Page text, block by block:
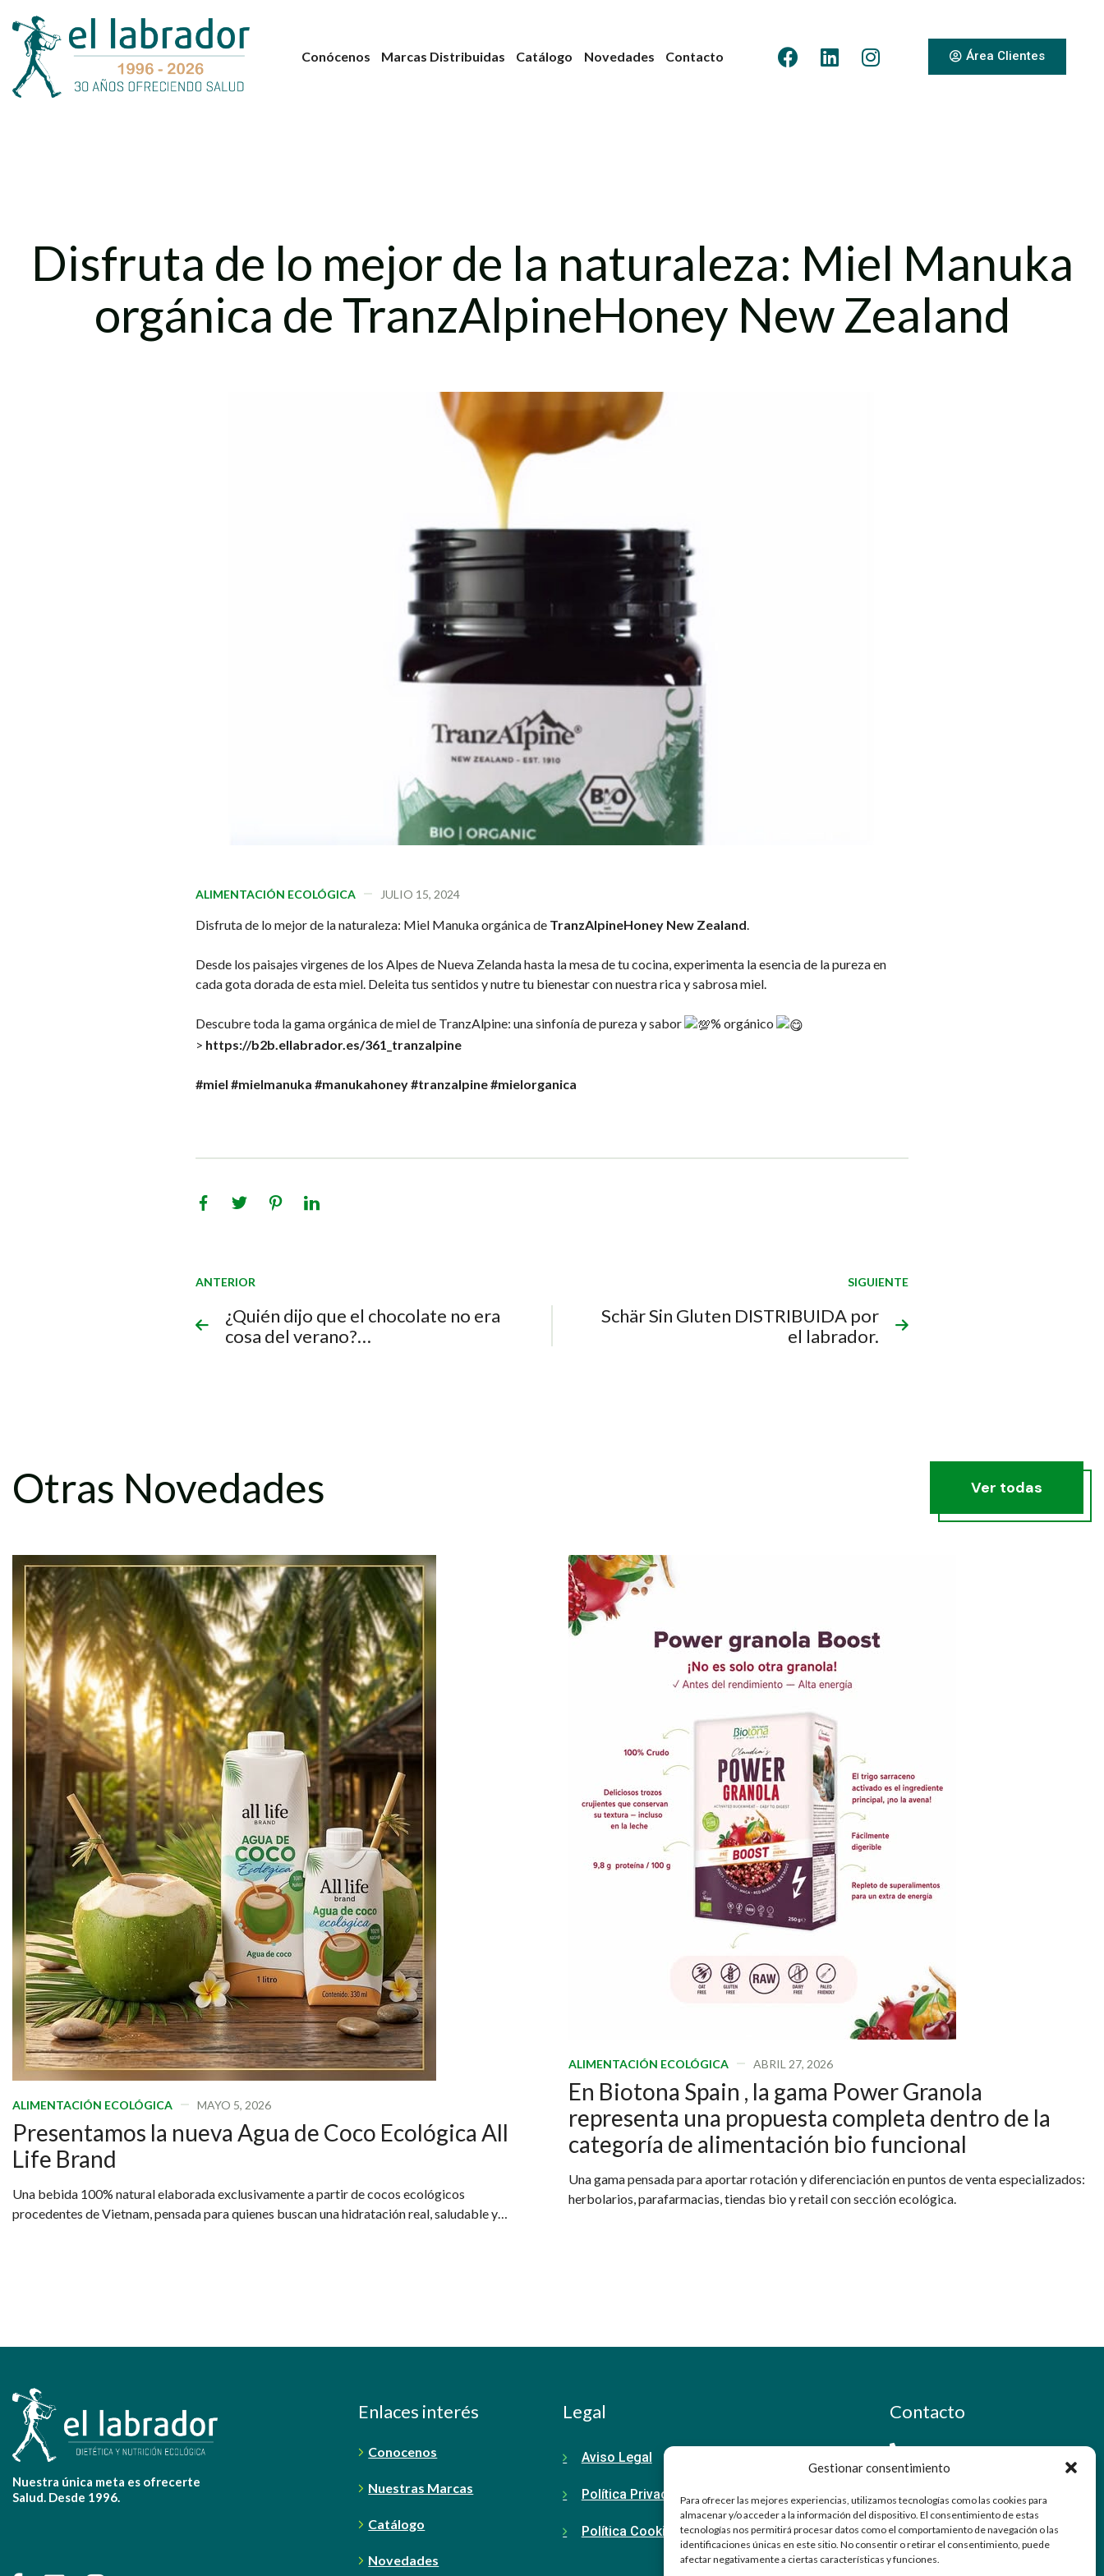
Gestionar consentimiento
Para ofrecer las mejores experiencias, utilizamos tecnologías como las cookies para
almacenar y/o acceder a la información del dispositivo. El consentimiento de estas
tecnologías nos permitirá procesar datos como el comportamiento de navegación o las
identificaciones únicas en este sitio. No consentir o retirar el consentimiento, puede
afectar negativamente a ciertas características y funciones.
Conócenos Marcas Distribuidas Catálogo Novedades Contacto Área Clientes
Disfruta de lo mejor de la naturaleza: Miel Manuka
orgánica de TranzAlpineHoney New Zealand
ALIMENTACIÓN ECOLÓGICA JULIO 15, 2024
Disfruta de lo mejor de la naturaleza: Miel Manuka orgánica de TranzAlpineHoney New Zealand.
Desde los paisajes virgenes de los Alpes de Nueva Zelanda hasta la mesa de tu cocina, experimenta la esencia de la pureza en
cada gota dorada de esta miel. Deleita tus sentidos y nutre tu bienestar con nuestra rica y sabrosa miel.
Descubre toda la gama orgánica de miel de TranzAlpine: una sinfonía de pureza y sabor
% orgánico
> https://b2b.ellabrador.es/361_tranzalpine
#miel #mielmanuka #manukahoney#tranzalpine#mielorganica
ANTERIOR
¿Quién dijo que el chocolate no era
cosa del verano?… ​
SIGUIENTE
Schär Sin Gluten DISTRIBUIDA por
el labrador.
Otras Novedades Ver todas
ALIMENTACIÓN ECOLÓGICA MAYO 5, 2026
Presentamos la nueva Agua de Coco Ecológica All
Life Brand
Una bebida 100% natural elaborada exclusivamente a partir de cocos ecológicos
procedentes de Vietnam, pensada para quienes buscan una hidratación real, saludable y
ALIMENTACIÓN ECOLÓGICA ABRIL 27, 2026
En Biotona Spain , la gama Power Granola
representa una propuesta completa dentro de la
categoría de alimentación bio funcional
Una gama pensada para aportar rotación y diferenciación en puntos de venta especializados:
herbolarios, parafarmacias, tiendas bio y retail con sección ecológica.
Nuestra única meta es ofrecerte
Salud. Desde 1996.
Enlaces interés
Conocenos
Nuestras Marcas
Catálogo
Novedades
Legal
Aviso Legal
Política Privacidad
Política Cookies
Contacto
91 798 71 15
Calle Valle de Tobalina, 58D
28021 Madrid